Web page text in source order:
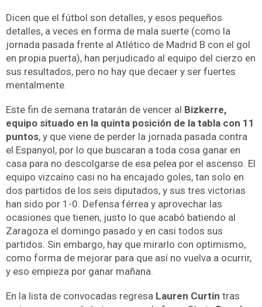
Dicen que el fútbol son detalles, y esos pequeños
detalles, a veces en forma de mala suerte (como la
jornada pasada frente al Atlético de Madrid B con el gol
en propia puerta), han perjudicado al equipo del cierzo en
sus resultados, pero no hay que decaer y ser fuertes
mentalmente.
Este fin de semana tratarán de vencer al Bizkerre,
equipo situado en la quinta posición de la tabla con 11
puntos, y que viene de perder la jornada pasada contra
el Espanyol, por lo que buscaran a toda cosa ganar en
casa para no descolgarse de esa pelea por el ascenso. El
equipo vizcaíno casi no ha encajado goles, tan solo en
dos partidos de los seis diputados, y sus tres victorias
han sido por 1-0. Defensa férrea y aprovechar las
ocasiones que tienen, justo lo que acabó batiendo al
Zaragoza el domingo pasado y en casi todos sus
partidos. Sin embargo, hay que mirarlo con optimismo,
como forma de mejorar para que así no vuelva a ocurrir,
y eso empieza por ganar mañana.
En la lista de convocadas regresa Lauren Curtin tras